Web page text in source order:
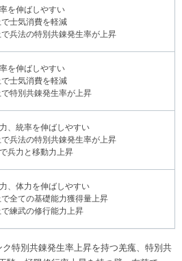
を伸ばしやすい
で士気消費を軽減
で兵法の特別共錬発生率が上昇
を伸ばしやすい
で士気消費を軽減
で特別共錬発生率が上昇
、統率を伸ばしやすい
で兵法の特別共錬発生率が上昇
兵力と移動力上昇
、体力を伸ばしやすい
で全ての基礎能力獲得量上昇
で練武の修行能力上昇
特別共錬発生率上昇を持つ羌瘣、特別共